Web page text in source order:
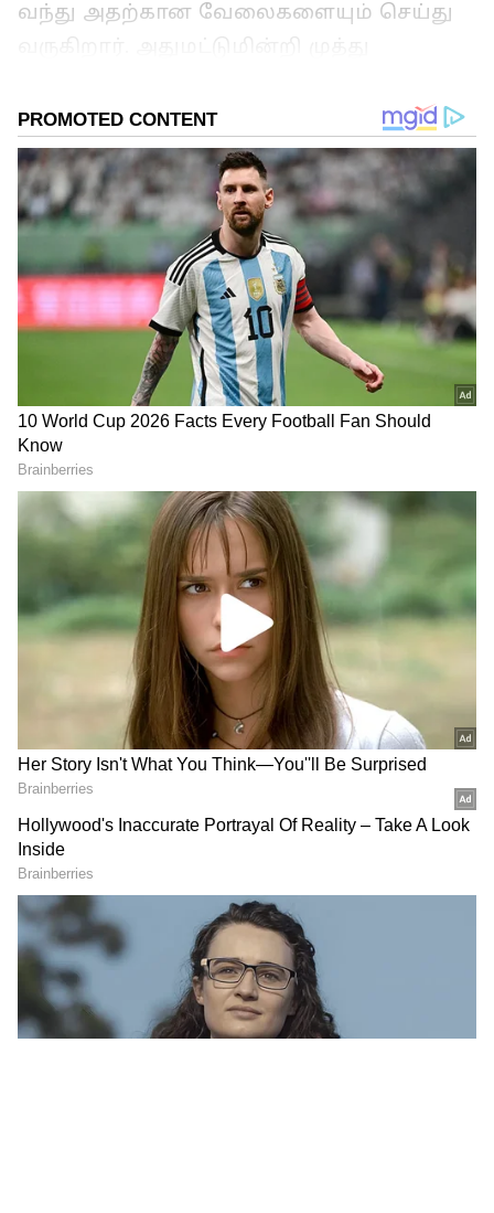
வந்து அதற்கான வேலைகளையும் செய்து
அவரிடம் இருந்து அபேஸ் பண்ண
தன்னுடைய ஆட்களையும் செட் பண்ணி
வைத்திருந்தார். அவர் செட் பண்ணியபடியே
மீனா பைக்கில் வரும் போது இரண்டு
ரெளடிகள் அவரிடம் இருந்து ஒரு பேக்கை
திருடிச் செல்கின்றனர். இதையடுத்து ஏலம்
நடைபெறும் இடத்துக்கு செல்கிறார் மீனா.
அதன்பின் இன்றைய எபிசோடில் என்ன
ஆனது என்பதை பார்க்கலாம்.
Ethirneechal Thodargiradhu : ஆதாரத்துடன்
ஆதி குணசேகரனை மிரட்டும் சக்தி...
ஜனனிக்கு என்ன ஆச்சு?
ஏசியாநெட் தமிழ்-ஐ உங்கள் முதன்மைத்
தேர்வாக்குங்கள்
2
5